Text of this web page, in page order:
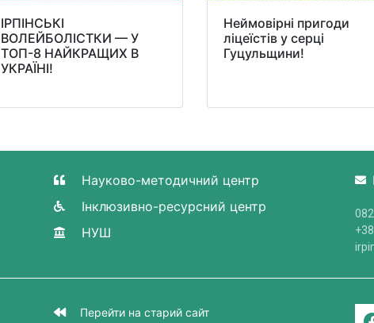
ІРПІНСЬКІ
ВОЛЕЙБОЛІСТКИ — У
ТОП-8 НАЙКРАЩИХ В
УКРАЇНІ!
Неймовірні пригоди
ліцеїстів у серці
Гуцульщини!
Науково-методичний центр
Інклюзивно-ресурсний центр
НУШ
Перейти на старий сайт